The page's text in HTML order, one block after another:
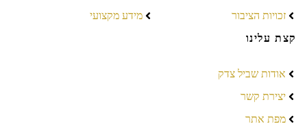
זכויות הציבור
מידע מקצועי
קצת עלינו
אודות שביל צדק
יצירת קשר
מפת אתר